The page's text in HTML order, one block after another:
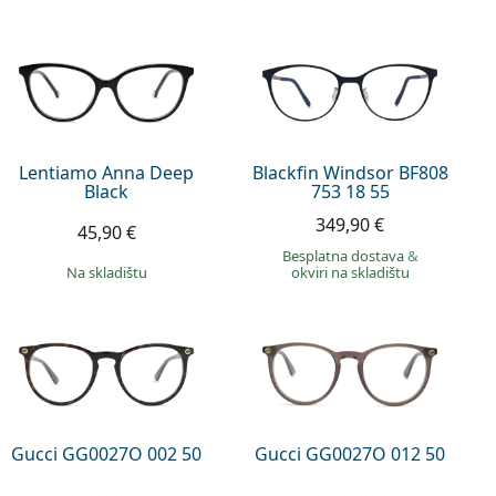
Lentiamo Anna Deep
Black
45,90 €
na skladištu
Blackfin Windsor BF808
753 18 55
349,90 €
Besplatna dostava&
okviri na skladištu
Gucci GG0027O 002 50 Gucci GG0027O 012 50